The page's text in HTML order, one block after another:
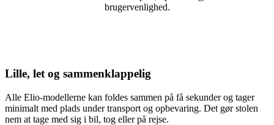
brugervenlighed.
Lille, let og sammenklappelig
Alle Elio-modellerne kan foldes sammen på få sekunder og tager
minimalt med plads under transport og opbevaring. Det gør stolen
nem at tage med sig i bil, tog eller på rejse.